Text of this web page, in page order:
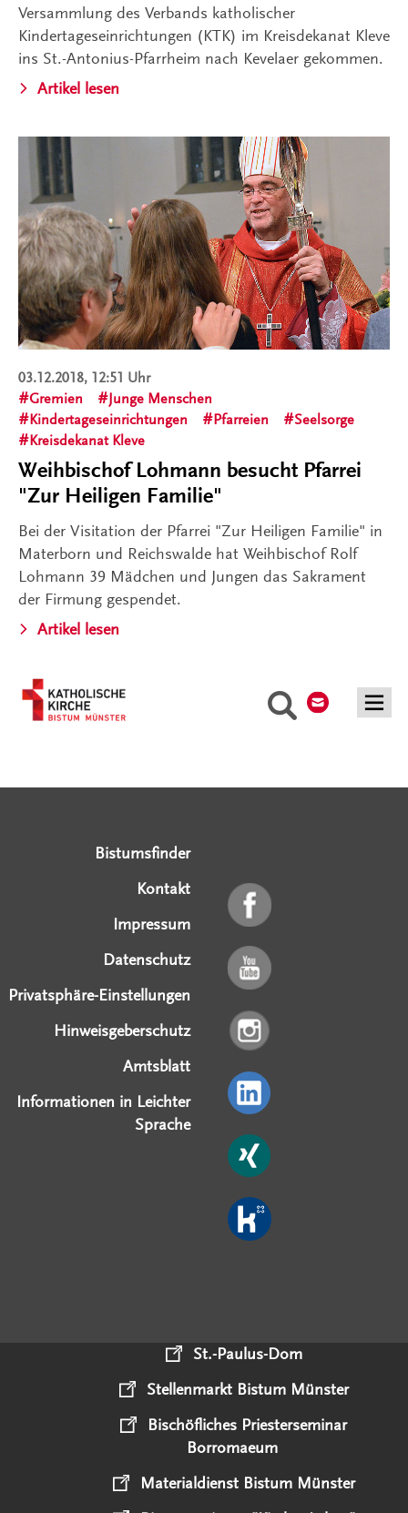
Suche
Versammlung des Verbands katholischer
Kindertageseinrichtungen (KTK) im Kreisdekanat Kleve
ins St.-Antonius-Pfarrheim nach Kevelaer gekommen.
Artikel lesen
03.12.2018, 12:51 Uhr
Gremien
Junge Menschen
Kindertageseinrichtungen
Pfarreien
Seelsorge
Kreisdekanat Kleve
Weihbischof Lohmann besucht Pfarrei
"Zur Heiligen Familie"
Bei der Visitation der Pfarrei "Zur Heiligen Familie" in
Materborn und Reichswalde hat Weihbischof Rolf
Lohmann 39 Mädchen und Jungen das Sakrament
der Firmung gespendet.
Artikel lesen
Bistumsfinder
Kontakt
Impressum
Datenschutz
Privatsphäre-Einstellungen
Hinweisgeberschutz
Amtsblatt
Informationen in Leichter
Sprache
St.-Paulus-Dom
Stellenmarkt Bistum Münster
Bischöfliches Priesterseminar
Borromaeum
Materialdienst Bistum Münster